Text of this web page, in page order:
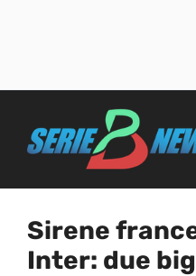
Sirene
Inter: due